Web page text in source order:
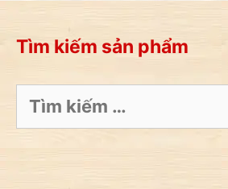
Tìm kiếm sản phẩm
kiếm
cho: